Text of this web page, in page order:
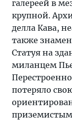
галереей в
крупной.
делла Кава,
также
Статуя на
миланцем
потеряло